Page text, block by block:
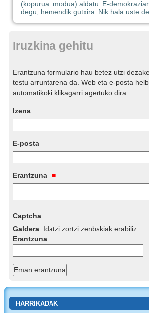
(kopurua, modua) aldatu. E-
degu, hemendik gutxira. Nik hala uste
Iruzkina gehitu
Erantzuna formulario hau betez utzi
testu arruntarena da. Web eta e-posta
automatikoki klikagarri agertuko dira.
Izena
E-posta
Erantzuna
Captcha
Galdera: Idatzi zortzi zenbakiak erabiliz
Erantzuna:
HARRIKADAK